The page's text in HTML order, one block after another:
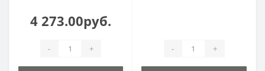
4 273.00руб.
- + - +